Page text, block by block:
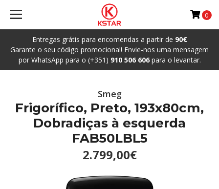
Entregas grátis para encomendas a partir de 90€
Garante o seu código promocional! Envie-nos uma mensagem
por WhatsApp para o (+351) 910 506 606para o levantar.
0
Smeg
Frigorífico, Preto, 193x80cm,
Dobradiças à esquerda
FAB50LBL5
2.799,00€